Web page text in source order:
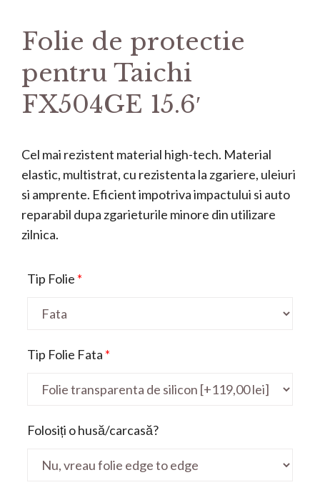
Folie de protectie
pentru Taichi
FX504GE 15.6′
Cel mai rezistent material high-tech. Material
elastic, multistrat, cu rezistenta la zgariere, uleiuri
si amprente. Eficient impotriva impactului si auto
reparabil dupa zgarieturile minore din utilizare
zilnica.
Tip Folie *
Tip Folie Fata *
Folosiți o husă/carcasă?